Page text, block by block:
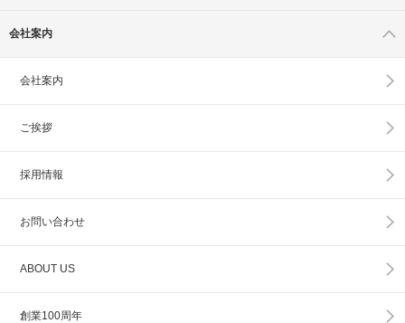
会社案内
会社案内
ご挨拶
採用情報
お問い合わせ
ABOUT US
創業100周年